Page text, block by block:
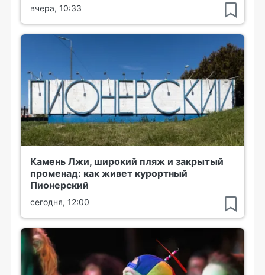
вчера, 10:33
Камень Лжи, широкий пляж и закрытый
променад: как живет курортный
Пионерский
сегодня, 12:00